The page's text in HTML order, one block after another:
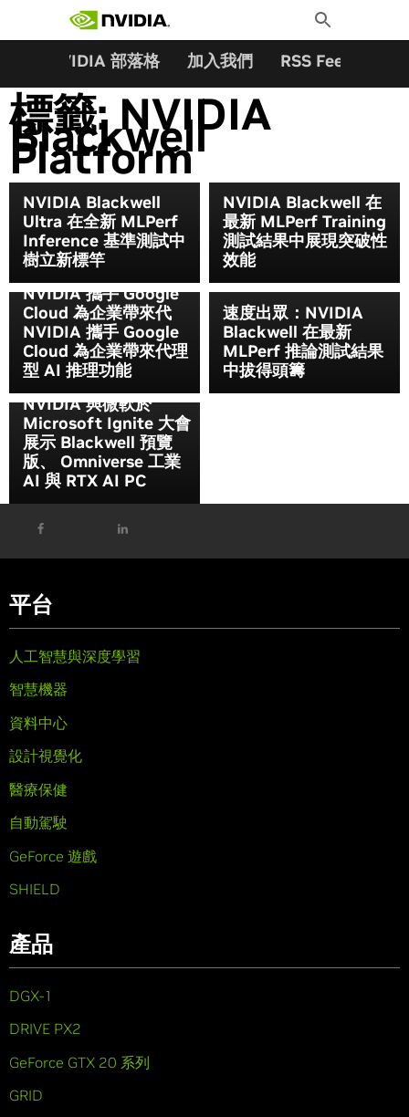
Toggle
Search
NVIDIA 部落格 加入我們 RSS Feeds
標籤:NVIDIA
Blackwell
Platform
NVIDIA Blackwell
Ultra 在全新 MLPerf
Inference 基準測試中
樹立新標竿
NVIDIA Blackwell 在
最新 MLPerf Training
測試結果中展現突破性
效能
NVIDIA 攜手 Google
Cloud 為企業帶來代
NVIDIA 攜手 Google
Cloud 為企業帶來代理
型 AI 推理功能
速度出眾：NVIDIA
Blackwell 在最新
MLPerf 推論測試結果
中拔得頭籌
NVIDIA 與微軟於
Microsoft Ignite 大會
展示 Blackwell 預覽
版、 Omniverse 工業
AI 與 RTX AI PC
平台
人工智慧與深度學習
智慧機器
資料中心
設計視覺化
醫療保健
自動駕駛
GeForce 遊戲
SHIELD
產品
DGX-1
DRIVE PX2
GeForce GTX 20 系列
GRID